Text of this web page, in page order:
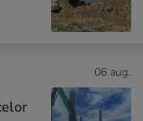
06 aug.